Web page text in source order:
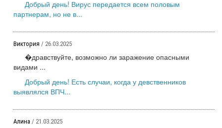
Добрый день! Вирус передается всем половым
партнерам, но не в...
Виктория / 26.03.2025
�дравствуйте, возможно ли заражение опасными
видами ...
Добрый день! Есть случаи, когда у девственников
выявлялся ВПЧ...
Алина / 21.03.2025